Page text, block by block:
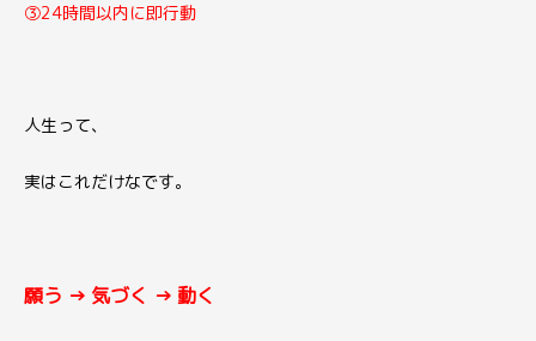
③24時間以内に即行動
人生って、
実はこれだけなです。
願う → 気づく → 動く